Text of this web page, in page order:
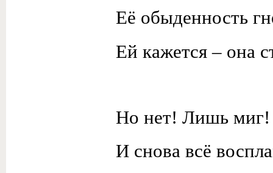
Её обыденность
Ей кажется – она
Но нет! Лишь миг!
И снова всё